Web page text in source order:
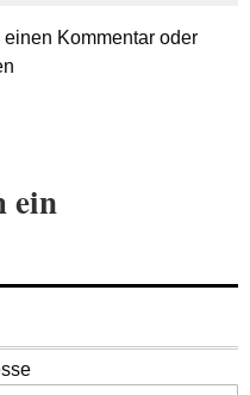
Kommentar oder
ein